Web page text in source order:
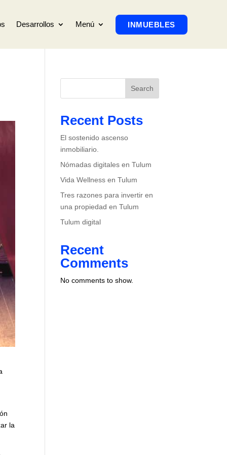
Desarrollos Menú INMUEBLES
la
Search
Recent Posts
El sostenido ascenso
inmobiliario.
Nómadas digitales en Tulum
Vida Wellness en Tulum
Tres razones para invertir en
una propiedad en Tulum
Tulum digital
Recent
Comments
No comments to show.